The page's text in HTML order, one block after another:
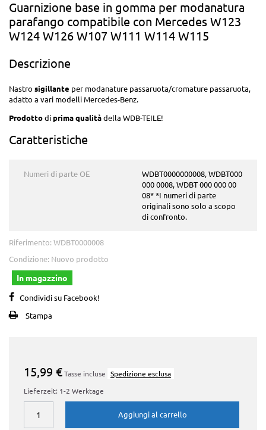
Guarnizione base in gomma per modanatura
parafango compatibile con Mercedes W123
W124 W126 W107 W111 W114 W115
Descrizione
Nastro sigillante per modanature passaruota/cromature passaruota,
adatto a vari modelli Mercedes-Benz.
Prodottodiprima qualitàdella WDB-TEILE!
Caratteristiche
Numeri di parte OE
WDBT0000000008, WDBT000
000 0008, WDBT 000 000 00
08* *I numeri di parte
originali sono solo a scopo
di confronto.
Riferimento: WDBT0000008
Condizione: Nuovo prodotto
In magazzino
Condividi su Facebook!
Stampa
15,99 €Tasse incluse Spedizione esclusa
Lieferzeit: 1-2 Werktage
Aggiungi al carrello